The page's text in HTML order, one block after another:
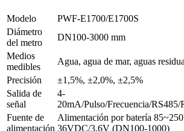
Modelo
PWF-E1700/E1700S
Diámetro
del metro
DN100-3000 mm
Medios
medibles
Agua, agua de mar, aguas
Precisión
±1,5%, ±2,0%, ±2,5%
Salida de
señal
4-
20mA/Pulso/Frecuencia/
Fuente de
alimentación
Alimentación por batería
36VDC/3,6V (DN100-1000)